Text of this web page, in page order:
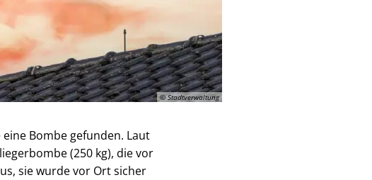
© Stadtverwaltung
Bombe gefunden. Laut
(250 kg), die vor
sie wurde vor Ort sicher